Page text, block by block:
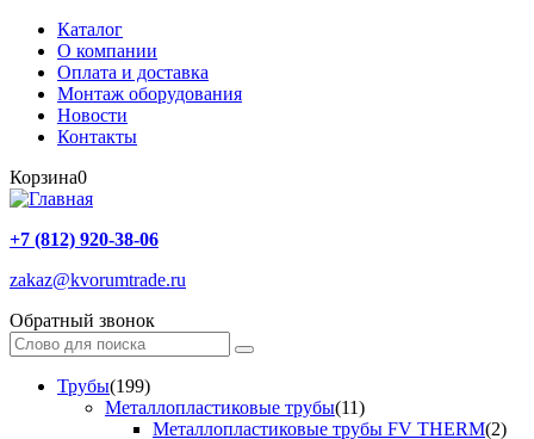
Каталог
О компании
Оплата и доставка
Монтаж оборудования
Новости
Контакты
Корзина0
+7 (812) 920-38-06
zakaz@kvorumtrade.ru
Обратный звонок
Трубы(199)
Металлопластиковые трубы(11)
Металлопластиковые трубы FV THERM(2)